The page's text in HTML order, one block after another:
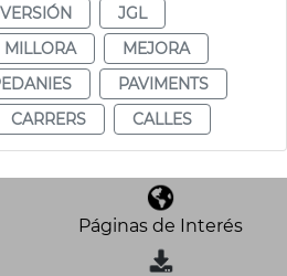
JGL
MILLORA
MEJORA
PAVIMENTS
CARRERS CALLES
Páginas de Interés